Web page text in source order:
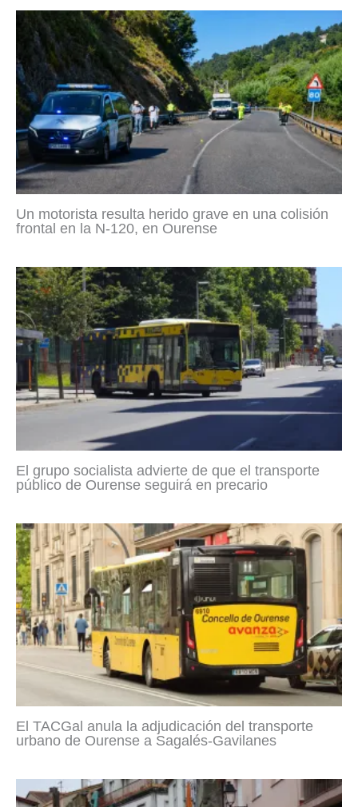
Un motorista resulta herido grave en una colisión
frontal en la N-120, en Ourense
El grupo socialista advierte de que el transporte
público de Ourense seguirá en precario
El TACGal anula la adjudicación del transporte
urbano de Ourense a Sagalés-Gavilanes